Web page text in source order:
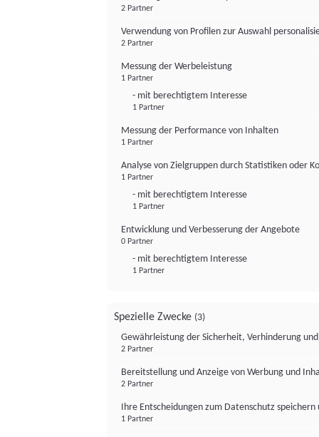
2 Partner
Verwendung von Profilen zur Auswahl
2 Partner
Messung der Werbeleistung
1 Partner
- mit berechtigtem Interesse
1 Partner
Messung der Performance von Inhalten
1 Partner
Analyse von Zielgruppen durch Statistiken oder
1 Partner
- mit berechtigtem Interesse
1 Partner
Entwicklung und Verbesserung der Angebote
0 Partner
- mit berechtigtem Interesse
1 Partner
Spezielle Zwecke (3)
Gewährleistung der Sicherheit, Verhinderung
2 Partner
Bereitstellung und Anzeige von Werbung und
2 Partner
Ihre Entscheidungen zum Datenschutz
1 Partner